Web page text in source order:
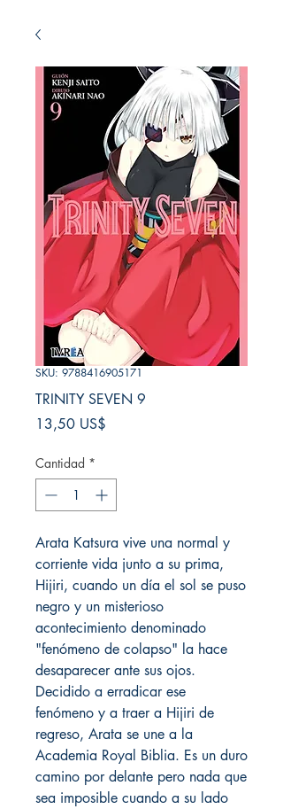
SKU: 9788416905171
TRINITY SEVEN 9
13,50 US$
Cantidad *
Arata Katsura vive una normal y
corriente vida junto a su prima,
Hijiri, cuando un día el sol se puso
negro y un misterioso
acontecimiento denominado
"fenómeno de colapso" la hace
desaparecer ante sus ojos.
Decidido a erradicar ese
fenómeno y a traer a Hijiri de
regreso, Arata se une a la
Academia Royal Biblia. Es un duro
camino por delante pero nada que
sea imposible cuando a su lado